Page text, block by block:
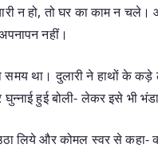
न हो, तो घर का काम न चले।
नहीं।
समय था। दुलारी ने हाथों के कड़े
हुई बोली- लेकर इसे भी
लिये और कोमल स्वर से कहा-